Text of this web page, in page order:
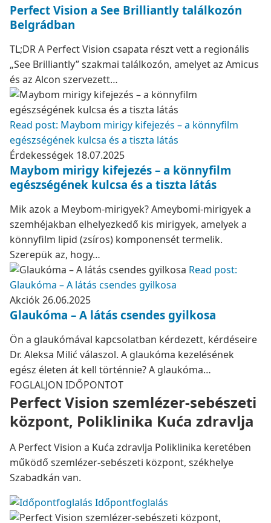
Perfect Vision a See Brilliantly találkozón
Belgrádban
TL;DR A Perfect Vision csapata részt vett a regionális
„See Brilliantly” szakmai találkozón, amelyet az Amicus
és az Alcon szervezett…
Read post: Maybom mirigy kifejezés – a könnyfilm
egészségének kulcsa és a tiszta látás
Érdekességek 18.07.2025
Maybom mirigy kifejezés – a könnyfilm
egészségének kulcsa és a tiszta látás
Mik azok a Meybom-mirigyek? Ameybomi-mirigyek a
szemhéjakban elhelyezkedő kis mirigyek, amelyek a
könnyfilm lipid (zsíros) komponensét termelik.
Szerepük az, hogy…
Read post:
Glaukóma – A látás csendes gyilkosa
Akciók26.06.2025
Glaukóma – A látás csendes gyilkosa
Ön a glaukómával kapcsolatban kérdezett, kérdéseire
Dr. Aleksa Milić válaszol. A glaukóma kezelésének
egész életen át kell történnie? A glaukóma…
FOGLALJON IDŐPONTOT
Perfect Vision szemlézer-sebészeti
központ, Poliklinika Kuća zdravlja
A Perfect Vision a Kuća zdravlja Poliklinika keretében
működő szemlézer-sebészeti központ, székhelye
Szabadkán van.
Időpontfoglalás